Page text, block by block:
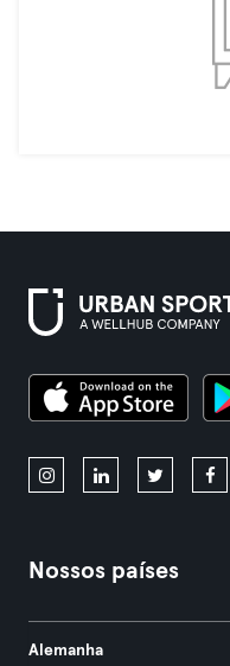
Nossos países
Alemanha